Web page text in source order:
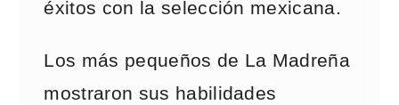
éxitos con la selección mexicana.
Los más pequeños de La Madreña
mostraron sus habilidades